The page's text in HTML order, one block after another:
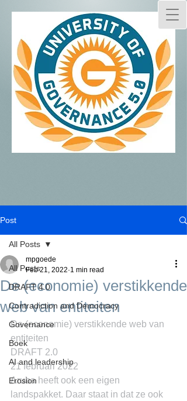
Post
All Posts
DRAFT 4.0
Contradiction and Democracy
Governance
Boek
AI and leadership
Erosion
All Posts
De (economie) verstikkende
web van entiteiten
mpgoede
Feb 21, 2022 1 min read
De (economie) verstikkende web van
entiteiten
DRAFT 2.0
21 februari 2022
Aruba heeft ook een eigen
landspakket. Daar staat in dat ze ook